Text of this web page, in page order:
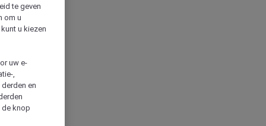
te geven
om u
u kiezen
uw e-
,
en
de knop